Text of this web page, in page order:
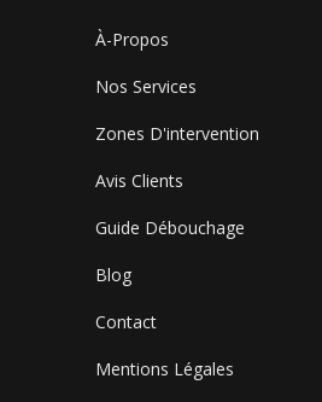
À-Propos
Nos Services
Zones D'intervention
Avis Clients
Guide Débouchage
Blog
Contact
Mentions Légales